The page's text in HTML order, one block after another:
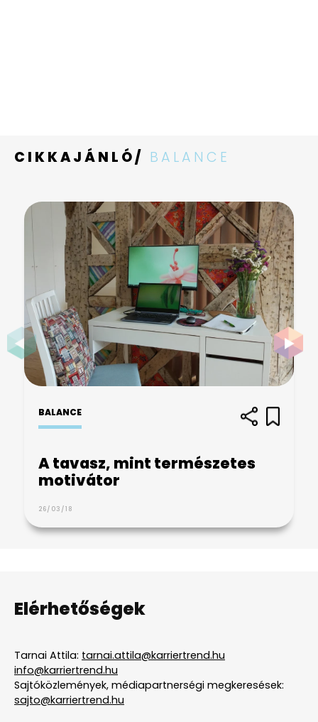
CIKKAJÁNLÓ/ BALANCE
BALANCE
A tavasz, mint természetes
motivátor
26/03/18
Elérhetőségek
Tarnai Attila: tarnai.attila@karriertrend.hu
info@karriertrend.hu
Sajtóközlemények, médiapartnerségi megkeresések:
sajto@karriertrend.hu